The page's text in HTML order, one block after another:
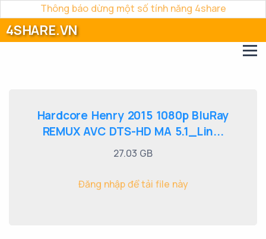
Thông báo dừng một số tính năng 4share
4SHARE.VN
Hardcore Henry 2015 1080p BluRay
REMUX AVC DTS-HD MA 5.1_Lin...
27.03 GB
Đăng nhập để tải file này